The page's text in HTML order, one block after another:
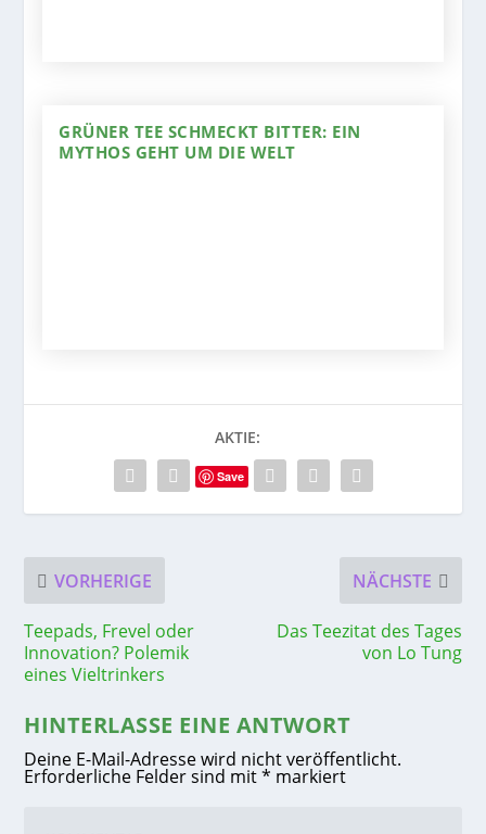
GRÜNER TEE SCHMECKT BITTER: EIN
MYTHOS GEHT UM DIE WELT
AKTIE:
Save
VORHERIGE
Teepads, Frevel oder
Innovation? Polemik
eines Vieltrinkers
NÄCHSTE
Das Teezitat des Tages
von Lo Tung
HINTERLASSE EINE ANTWORT
Deine E-Mail-Adresse wird nicht veröffentlicht.
Erforderliche Felder sind mit* markiert